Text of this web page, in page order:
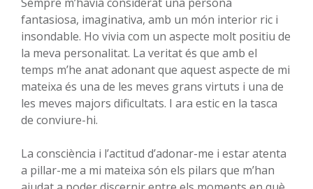
fantasiosa, imaginativa, amb un món interior ric i
insondable. Ho vivia com un aspecte molt positiu de
la meva personalitat. La veritat és que amb el
temps m’he anat adonant que aquest aspecte de mi
mateixa és una de les meves grans virtuts i una de
les meves majors dificultats. I ara estic en la tasca
de conviure-hi.
La consciència i l’actitud d’adonar-me i estar atenta
a pillar-me a mi mateixa són els pilars que m’han